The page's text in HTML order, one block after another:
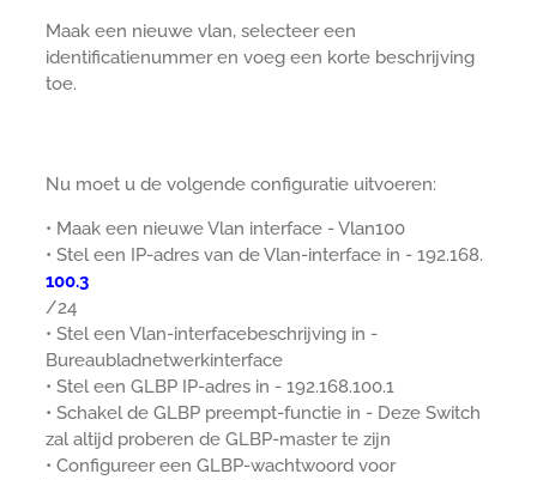
Maak een nieuwe vlan, selecteer een
identificatienummer en voeg een korte beschrijving
toe.
Nu moet u de volgende configuratie uitvoeren:
• Maak een nieuwe Vlan interface - Vlan100
• Stel een IP-adres van de Vlan-interface in - 192.168.
100.3
/24
• Stel een Vlan-interfacebeschrijving in -
Bureaubladnetwerkinterface
• Stel een GLBP IP-adres in - 192.168.100.1
• Schakel de GLBP preempt-functie in - Deze Switch
zal altijd proberen de GLBP-master te zijn
• Configureer een GLBP-wachtwoord voor